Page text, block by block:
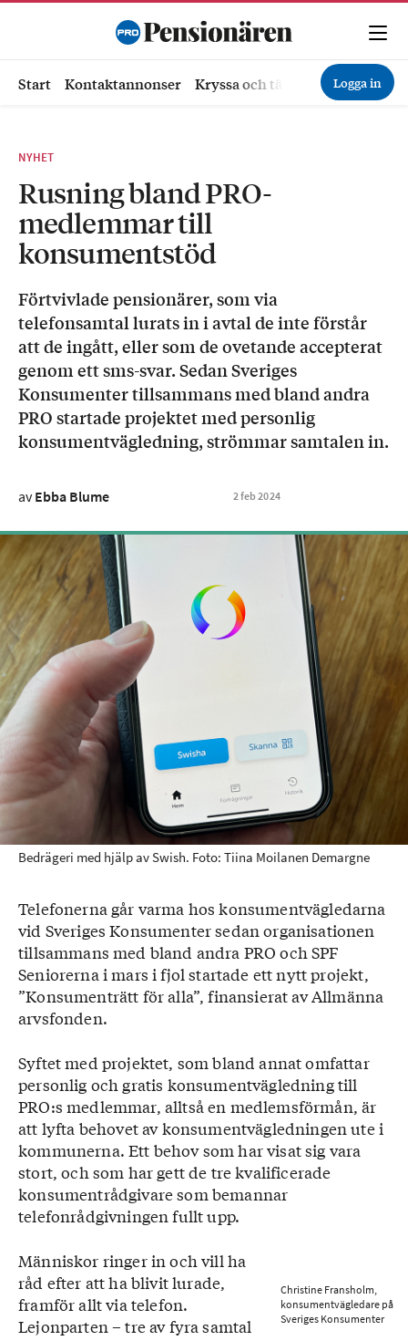
Start Kontaktannonser Kryssa och tävla Ekonomi
Logga in
NYHET
Rusning bland PRO-
medlemmar till
konsumentstöd
Förtvivlade pensionärer, som via
telefonsamtal lurats in i avtal de inte förstår
att de ingått, eller som de ovetande accepterat
genom ett sms-svar. Sedan Sveriges
Konsumenter tillsammans med bland andra
PRO startade projektet med personlig
konsumentvägledning, strömmar samtalen in.
avEbba Blume 2feb 2024
Bedrägeri med hjälp av Swish. Foto: Tiina Moilanen Demargne
Telefonerna går varma hos konsumentvägledarna
vid Sveriges Konsumenter sedan organisationen
tillsammans med bland andra PRO och SPF
Seniorerna i mars i fjol startade ett nytt projekt,
”Konsumenträtt för alla”, finansierat av Allmänna
arvsfonden.
Syftet med projektet, som bland annat omfattar
personlig och gratis konsumentvägledning till
PRO:s medlemmar, alltså en medlemsförmån, är
att lyfta behovet av konsumentvägledningen ute i
kommunerna. Ett behov som har visat sig vara
stort, och som har gett de tre kvalificerade
konsumentrådgivare som bemannar
telefonrådgivningen fullt upp.
Christine Fransholm,
konsumentvägledare på
Sveriges Konsumenter
Människor ringer in och vill ha
råd efter att ha blivit lurade,
framför allt via telefon.
Lejonparten – tre av fyra samtal